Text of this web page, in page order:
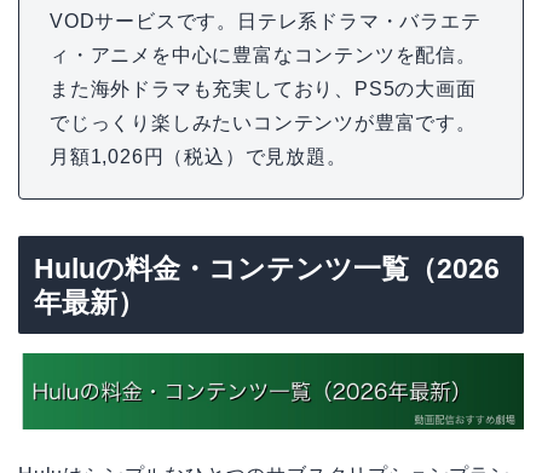
VODサービスです。日テレ系ドラマ・バラエテ
ィ・アニメを中心に豊富なコンテンツを配信。
また海外ドラマも充実しており、PS5の大画面
でじっくり楽しみたいコンテンツが豊富です。
月額1,026円（税込）で見放題。
Huluの料金・コンテンツ一覧（2026
年最新）